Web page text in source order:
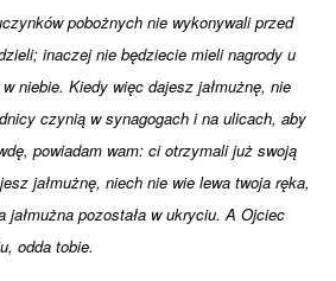
pobożnych nie wykonywali przed
inaczej nie będziecie mieli nagrody u
niebie. Kiedy więc dajesz jałmużnę, nie
czynią w synagogach i na ulicach, aby
powiadam wam: ci otrzymali już swoją
jałmużnę, niech nie wie lewa twoja ręka,
jałmużna pozostała w ukryciu. A Ojciec
odda tobie.